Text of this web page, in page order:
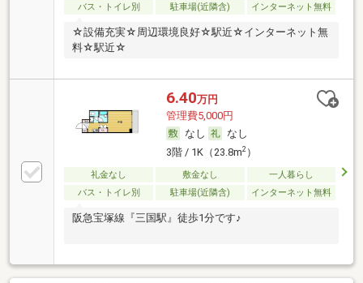
バス・トイレ別
駐車場(近隣含) インターネット無料
☆設備充実☆周辺環境良好☆駅近☆インターネット無
料☆駅近☆
6.40万円
管理費5,000円
なし
なし
3階 / 1K（23.8m2）
礼金なし 敷金なし
一人暮らし
バス・トイレ別
駐車場(近隣含) インターネット無料
阪急宝塚線『三国駅』徒歩1分です♪